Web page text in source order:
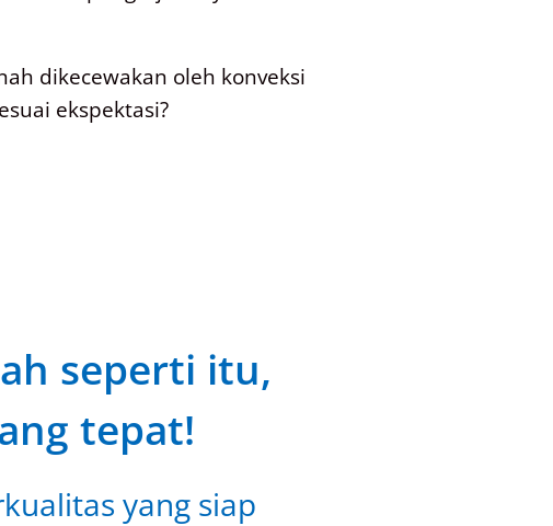
dikecewakan oleh konveksi
ekspektasi?
seperti itu,
tepat!
yang siap